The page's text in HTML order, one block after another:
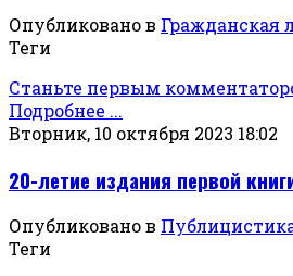
Опубликовано в Гражданская
Теги
Станьте первым
Подробнее ...
Вторник, 10 октября 2023 18:02
20-летие издания первой
Опубликовано в
Теги